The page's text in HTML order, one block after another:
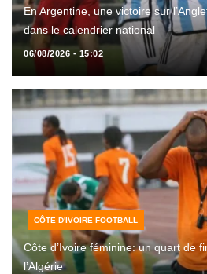
En Argentine, une victoire sur
dans le calendrier national
06/08/2026 - 15:02
CÔTE D'IVOIRE FOOTBALL
Côte d’Ivoire féminine: un quart de
l’Algérie